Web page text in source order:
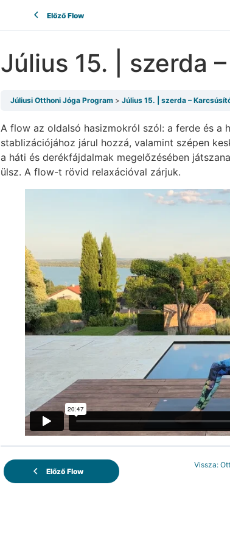
Előző Flow
Július 15. | szerda
Júliusi Otthoni Jóga Program Július 15. | szerda –
A flow az oldalsó hasizmokról szól: a ferde és a
stablizációjához járul hozzá, valamint szépen
a háti és derékfájdalmak megelőzésében
ülsz. A flow-t rövid relaxációval zárjuk.
Előző Flow
Vissza: